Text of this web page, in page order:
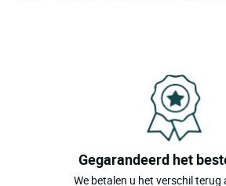
Gegarandeerd het
We betalen u het verschil terug